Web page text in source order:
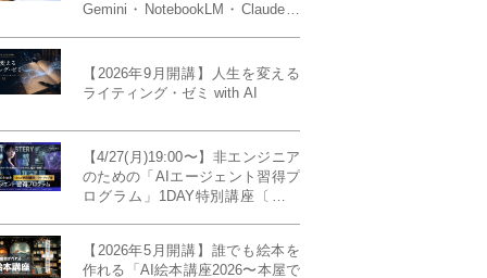
Gemini・NotebookLM・Claudeま
座〕
【2026年9月開講】人生を変える
ライティング・ゼミ with AI
【4/27(月)19:00〜】非エンジニア
のための「AIエージェント習得プ
ログラム」1DAY特別講座〔パワ
【2026年5月開講】誰でも絵本を
作れる「AI絵本講座2026〜本屋で